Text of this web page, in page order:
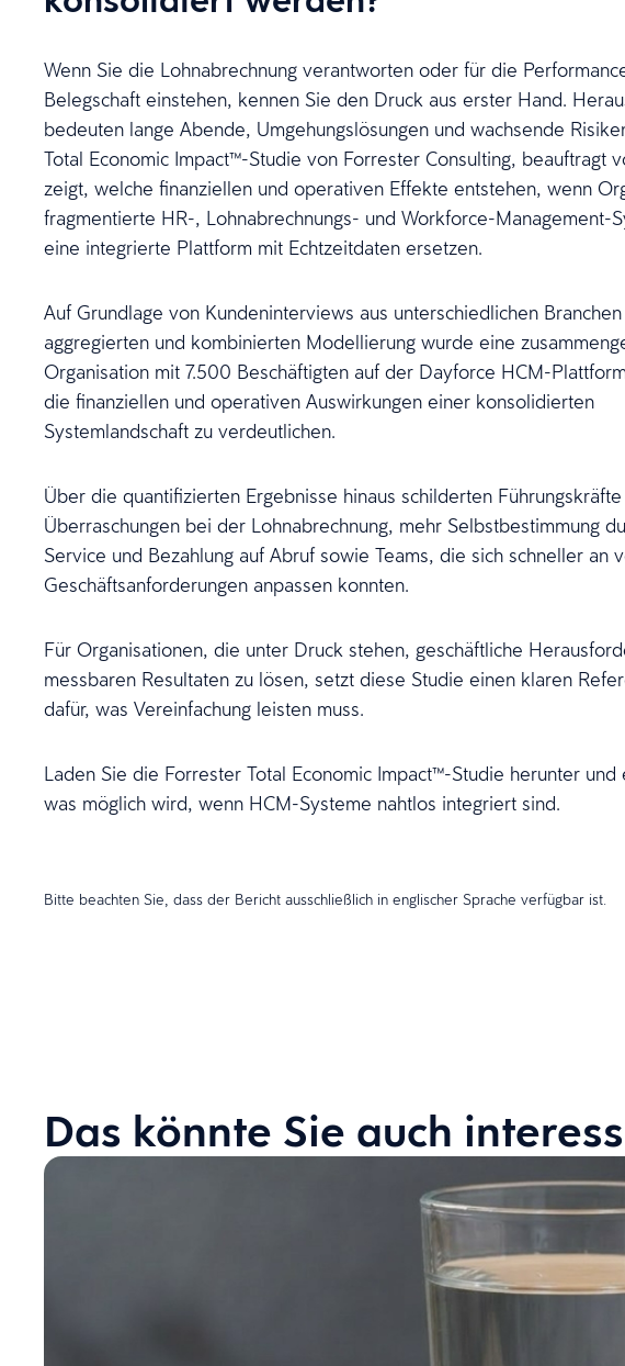
Wenn Sie die Lohnabrechnung verantworten oder für die
Belegschaft einstehen, kennen Sie den Druck aus erster Hand.
bedeuten lange Abende, Umgehungslösungen und wachsende
Total Economic Impact™-Studie von Forrester Consulting, beauftragt
zeigt, welche finanziellen und operativen Effekte entstehen, wenn
fragmentierte HR-, Lohnabrechnungs- und Workforce-Management-
eine integrierte Plattform mit Echtzeitdaten ersetzen.
Auf Grundlage von Kundeninterviews aus unterschiedlichen
aggregierten und kombinierten Modellierung wurde eine
Organisation mit 7.500 Beschäftigten auf der Dayforce HCM-
die finanziellen und operativen Auswirkungen einer konsolidierten
Systemlandschaft zu verdeutlichen.
Über die quantifizierten Ergebnisse hinaus schilderten
Überraschungen bei der Lohnabrechnung, mehr Selbstbestimmung
Service und Bezahlung auf Abruf sowie Teams, die sich schneller an
Geschäftsanforderungen anpassen konnten.
Für Organisationen, die unter Druck stehen, geschäftliche
messbaren Resultaten zu lösen, setzt diese Studie einen klaren
dafür, was Vereinfachung leisten muss.
Laden Sie die Forrester Total Economic Impact™-Studie herunter und
was möglich wird, wenn HCM-Systeme nahtlos integriert sind.
Bitte beachten Sie, dass der Bericht ausschließlich in englischer Sprache verfügbar ist.
Das könnte Sie auch